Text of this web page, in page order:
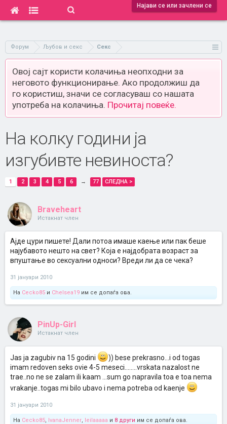
Најави се или зачлени се
Форум Љубов и секс Секс
Овој сајт користи колачиња неопходни за
неговото функционирање. Ако продолжиш да
го користиш, значи се согласуваш со нашата
употреба на колачиња. Прочитај повеќе.
На колку години ја
изгубивте невиноста?
1 2 3 4 5 6 → 77 СЛЕДНА >
Braveheart
Истакнат член
Ајде цури пишете! Дали потоа имаше каење или пак беше
најубавото нешто на свет? Која е најдобрата возраст за
впуштање во сексуални односи? Вреди ли да се чека?
31 јануари 2010
На Cecko85 и Chelsea19 им се допаѓа ова.
PinUp-Girl
Истакнат член
Jas ja zagubiv na 15 godini
)) bese prekrasno...i od togas
imam redoven seks ovie 4-5 meseci........vrskata nazalost ne
trae..no ne se zalam ili kaam ...sum go napravila toa e toa nema
vrakanje..togas mi bilo ubavo i nema potreba od kaenje
31 јануари 2010
На Cecko85, IvanaJenner, leilaaaaa и 8 други им се допаѓа ова.